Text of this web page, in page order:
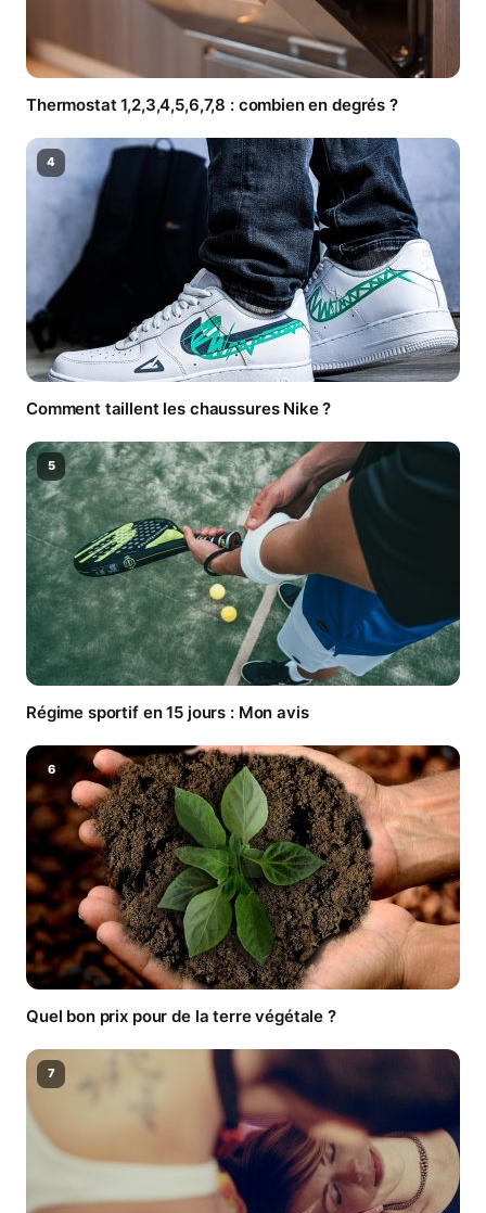
Thermostat 1,2,3,4,5,6,7,8 : combien en degrés ?
4
Comment taillent les chaussures Nike ?
5
Régime sportif en 15 jours : Mon avis
6
Quel bon prix pour de la terre végétale ?
7